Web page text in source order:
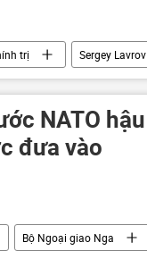
trị Sergey Lavrov
NATO hậu
đưa vào
Bộ Ngoại giao Nga